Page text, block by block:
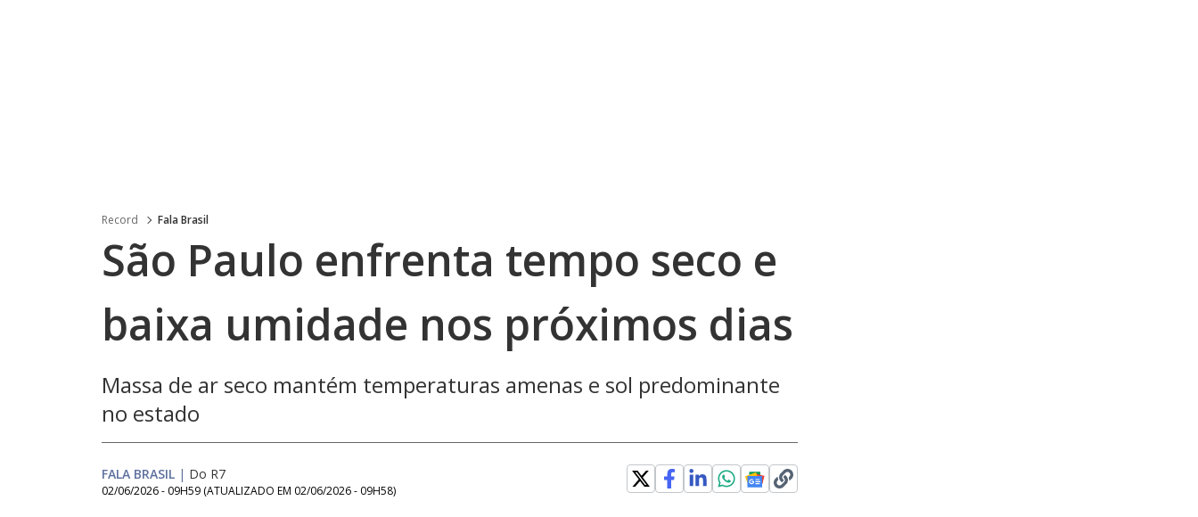
Record Fala Brasil
São Paulo enfrenta tempo seco e
baixa umidade nos próximos dias
Massa de ar seco mantém temperaturas amenas e sol predominante
no estado
FALA BRASIL | Do R7
02/06/2026 - 09H59 (ATUALIZADO EM 02/06/2026 - 09H58)